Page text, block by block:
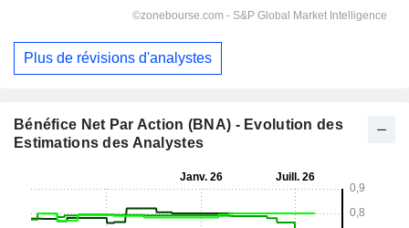
Plus de révisions d'analystes
Bénéfice Net Par Action (BNA) - Evolution des
Estimations des Analystes